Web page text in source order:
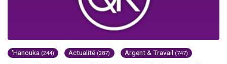
'Hanouka (244) Actualité (287) Argent & Travail (747)